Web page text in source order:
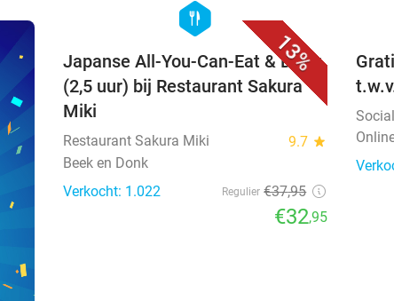
13%
hexagon
food
Japanse All-You-Can-Eat & Drink
(2,5 uur) bij Restaurant Sakura
Miki
Restaurant Sakura Miki 9.7 star
Beek en Donk
Verkocht: 1.022
Regulier €37,95
€32,95